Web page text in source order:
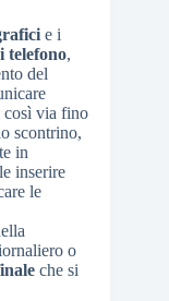
e i
telefono,
del
così via fino
scontrino,
in
inserire
le
o
che si